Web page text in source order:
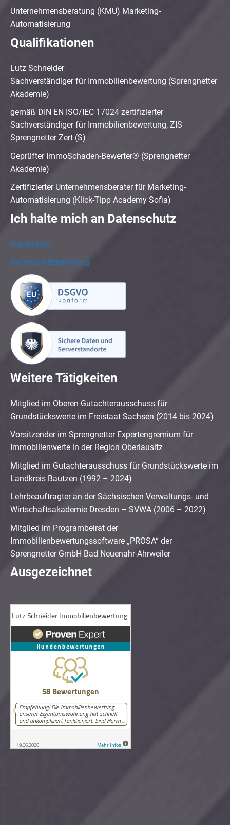
Unternehmensberatung (KMU) Marketing-
Automatisierung
Qualifikationen
Lutz Schneider
Sachverständiger für Immobilienbewertung (Sprengnetter
Akademie)
gemäß DIN EN ISO/IEC 17024 zertifizierter
Sachverständiger für Immobilienbewertung, ZIS
Sprengnetter Zert (S)
Geprüfter ImmoSchaden-Bewerter® (Sprengnetter
Akademie)
Zertifizierter Unternehmensberater für Marketing-
Automatisierung (Klick-Tipp Academy Sofia)
Ich halte mich an Datenschutz
Impressum
Datenschutzerklärung
Weitere Tätigkeiten
Mitglied im Oberen Gutachterausschuss für
Grundstückswerte im Freistaat Sachsen (2014 bis 2024)
Vorsitzender im Sprengnetter Expertengremium für
Immobilienwerte in der Region Oberlausitz
Mitglied im Gutachterausschuss für Grundstückswerte im
Landkreis Bautzen (1992 – 2024)
Lehrbeauftragter an der Sächsischen Verwaltungs- und
Wirtschaftsakademie Dresden – SVWA (2006 – 2022)
Mitglied im Programbeirat der
Immobilienbewertungssoftware „PROSA“ der
Sprengnetter GmbH Bad Neuenahr-Ahrweiler
Ausgezeichnet